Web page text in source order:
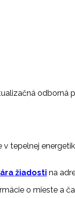
odborná
tepelnej
žiadosti na
o mieste a